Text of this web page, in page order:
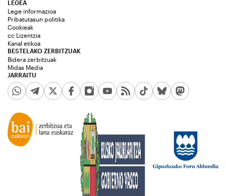
JARRAITU
LEGEA
Lege informazioa
Pribatutasun politika
Cookieak
cc Lizentzia
Kanal etikoa
BESTELAKO ZERBITZUAK
Bidera zerbitzuak
Midas Media